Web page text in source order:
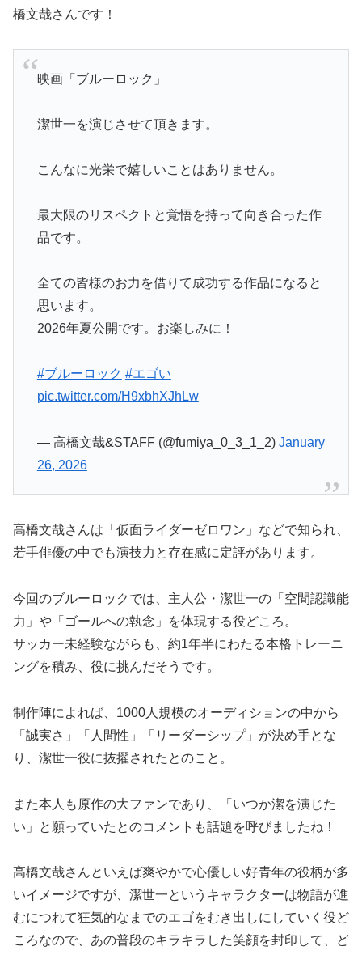
橋文哉さんです！
映画「ブルーロック」
潔世一を演じさせて頂きます。
こんなに光栄で嬉しいことはありません。
最大限のリスペクトと覚悟を持って向き合った作
品です。
全ての皆様のお力を借りて成功する作品になると
思います。
2026年夏公開です。お楽しみに！
#ブルーロック #エゴい
pic.twitter.com/H9xbhXJhLw
— 高橋文哉&STAFF (@fumiya_0_3_1_2) January
26, 2026
高橋文哉さんは「仮面ライダーゼロワン」などで知られ、
若手俳優の中でも演技力と存在感に定評があります。
今回のブルーロックでは、主人公・潔世一の「空間認識能
力」や「ゴールへの執念」を体現する役どころ。
サッカー未経験ながらも、約1年半にわたる本格トレーニ
ングを積み、役に挑んだそうです。
制作陣によれば、1000人規模のオーディションの中から
「誠実さ」「人間性」「リーダーシップ」が決め手とな
り、潔世一役に抜擢されたとのこと。
また本人も原作の大ファンであり、「いつか潔を演じた
い」と願っていたとのコメントも話題を呼びましたね！
高橋文哉さんといえば爽やかで心優しい好青年の役柄が多
いイメージですが、潔世一というキャラクターは物語が進
むにつれて狂気的なまでのエゴをむき出しにしていく役ど
ころなので、あの普段のキラキラした笑顔を封印して、ど